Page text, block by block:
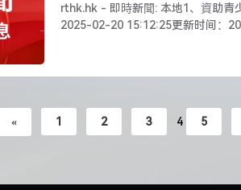
rthk.hk - 即時新聞: 本地1、資助
2025-02-20 15:12:25更新时间：
« 1 2 3 4 5